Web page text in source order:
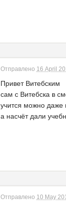
Отправлено 16 April
Привет Витебским
сам с Витебска в
учится можно даже
а насчёт дали
Отправлено 10 May